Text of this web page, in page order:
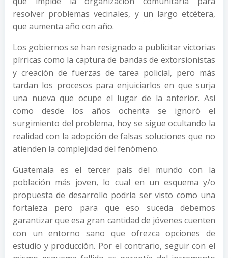
resolver problemas vecinales, y un largo etcétera,
que aumenta año con año.
Los gobiernos se han resignado a publicitar victorias
pírricas como la captura de bandas de extorsionistas
y creación de fuerzas de tarea policial, pero más
tardan los procesos para enjuiciarlos en que surja
una nueva que ocupe el lugar de la anterior. Así
como desde los años ochenta se ignoró el
surgimiento del problema, hoy se sigue ocultando la
realidad con la adopción de falsas soluciones que no
atienden la complejidad del fenómeno.
Guatemala es el tercer país del mundo con la
población más joven, lo cual en un esquema y/o
propuesta de desarrollo podría ser visto como una
fortaleza pero para que eso suceda debemos
garantizar que esa gran cantidad de jóvenes cuenten
con un entorno sano que ofrezca opciones de
estudio y producción. Por el contrario, seguir con el